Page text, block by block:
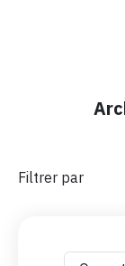
Filtrer par